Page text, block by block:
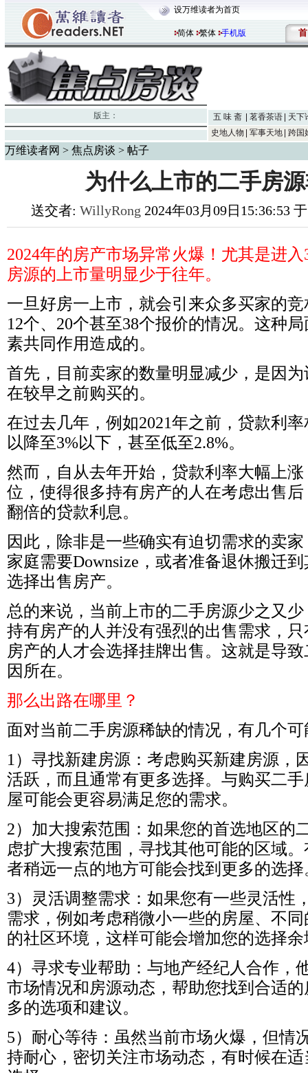
设万维读者为首页
简体 繁体 手机版 首
版主： 五 味 斋 茗香茶语
天下
史地人物
军事天地 跨国
万维读者网 > 焦点房谈 > 帖子
为什么上市的二手房
送交者: WillyRong 2024年03月09日15:36:53
2024年的房产市场异常火爆！尤其是进入
房源的上市量明显少于往年。
一旦好房一上市，就会引来众多买家的
12个、 20个甚至38个报价的情况。这种
素共同作用造成的。
首先，目前卖家的数量明显减少，是因
在较早之前购买的。
在过去几年，例如2021年之前，贷款利
以降至3%以下，甚至低至2.8%。
然而，自从去年开始，贷款利率大幅上
位，使得很多持有房产的人在考虑出售
翻倍的贷款利息。
因此，除非是一些确实有迫切需求的卖
家庭需要Downsize ，或者准备退休搬迁
选择出售房产。
总的来说，当前上市的二手房源少之又
持有房产的人并没有强烈的出售需求，
房产的人才会选择挂牌出售。这就是导
因所在。
那么出路在哪里？
面对当前二手房源稀缺的情况，有几个
1 ）寻找新建房源：考虑购买新建房源，
活跃，而且通常有更多选择。与购买二
屋可能会更容易满足您的需求。
2）加大搜索范围：如果您的首选地区的
虑扩大搜索范围，寻找其他可能的区域
者稍远一点的地方可能会找到更多的选择
3）灵活调整需求：如果您有一些灵活性
需求，例如考虑稍微小一些的房屋、不
的社区环境，这样可能会增加您的选择余
4）寻求专业帮助：与地产经纪人合作，
市场情况和房源动态，帮助您找到合适
多的选项和建议。
5）耐心等待：虽然当前市场火爆，但情
持耐心，密切关注市场动态，有时候在